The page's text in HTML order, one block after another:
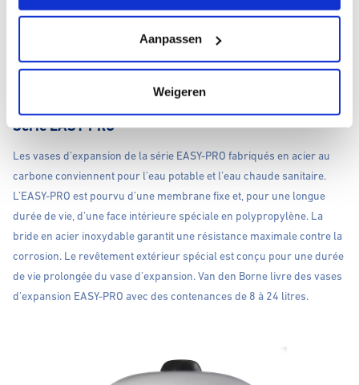
Aanpassen
Weigeren
qui les rend parfaits pour une utilisation avec des chaudières, mais
coups de bélier. Van den Borne livre des vases d’expansion WATER-
PRO avec des contenances de 5 à 24 litres.
Série EASY-PRO
Les vases d’expansion de la série EASY-PRO fabriqués en acier au
carbone conviennent pour l’eau potable et l’eau chaude sanitaire.
L’EASY-PRO est pourvu d’une membrane fixe et, pour une longue
durée de vie, d’une face intérieure spéciale en polypropylène. La
bride en acier inoxydable garantit une résistance maximale contre la
corrosion. Le revêtement extérieur spécial est conçu pour une durée
de vie prolongée du vase d’expansion. Van den Borne livre des vases
d’expansion EASY-PRO avec des contenances de 8 à 24 litres.